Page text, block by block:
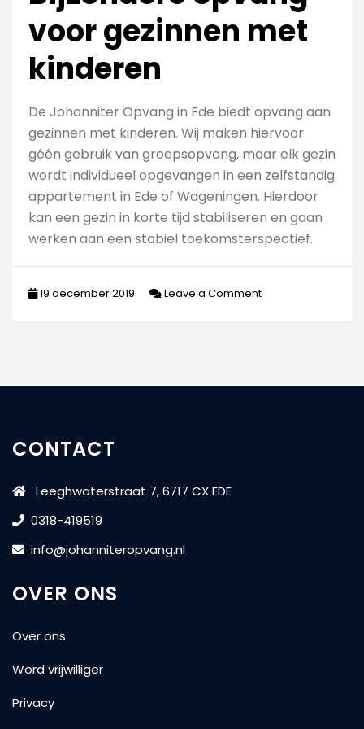
voor gezinnen met
kinderen
De Johanniter Opvang in Ede biedt opvang aan
gezinnen met kinderen. Wij maken hiervoor
géén gebruik van groepsopvang, maar elk gezin
wordt individueel opgevangen in een zelfstandig
appartement in Ede of Wageningen. Hierdoor
kan een gezin in korte tijd stabiliseren en gaan
werken aan een stabiel toekomsterspectief.
19 december 2019 Leave a Commenton
CONTACT
Leeghwaterstraat 7, 6717 CX EDE
0318-419519
info@johanniteropvang.nl
OVER ONS
Over ons
Word vrijwilliger
Privacy